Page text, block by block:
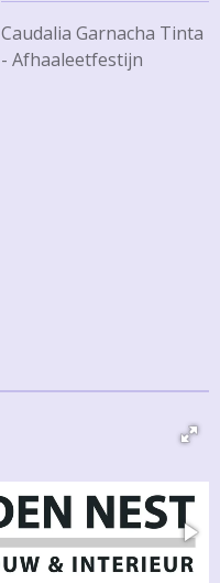
Caudalia Garnacha Tinta
- Afhaaleetfestijn